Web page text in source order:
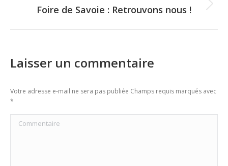
Next
Foire de Savoie : Retrouvons nous !
Laisser un commentaire
Votre adresse e-mail ne sera pas publiée Champs requis marqués avec
*
Commentaire